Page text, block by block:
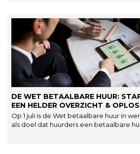
DE WET BETAALBARE HUUR:
EEN HELDER OVERZICHT &
Op 1 juli is de Wet betaalbare huur in
als doel dat huurders een betaalbare